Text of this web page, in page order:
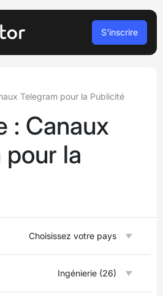
Se connecter
S’inscrire
S'inscrire
Telegram pour la Publicité
: Canaux
pour la
Choisissez votre pays
Ingénierie (26)